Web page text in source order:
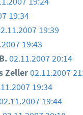
19:34
19:39
19:43
02.11.2007 20:14
Zeller02.11.2007
19:34
19:44